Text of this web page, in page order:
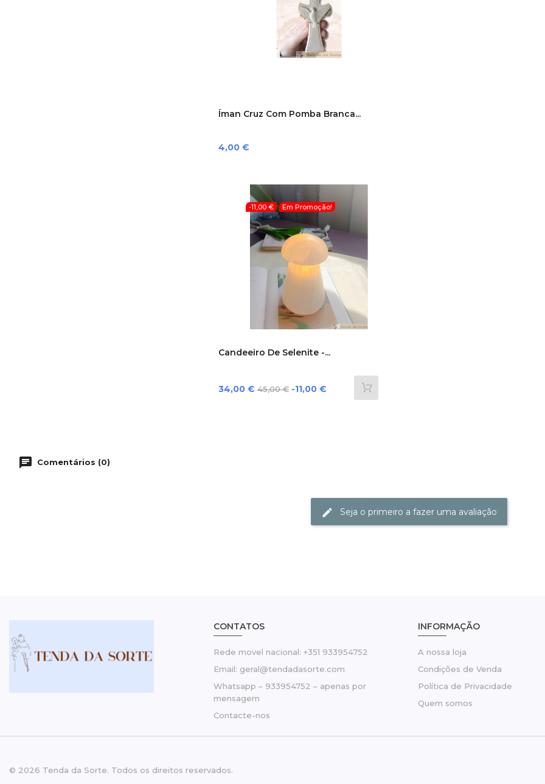
Íman Cruz Com Pomba Branca...
Preço
4,00 €
Em Promoção!
-11,00 €
Candeeiro De Selenite -...
Preço
34,00 € Preço
45,00 € -11,00 €
Comentários (0)
Seja o primeiro a fazer uma avaliação
CONTATOS
Rede movel nacional: +351 933954752
Email: geral@tendadasorte.com
Whatsapp – 933954752 – apenas por
mensagem
Contacte-nos
INFORMAÇÃO
A nossa loja
Condições de Venda
Política de Privacidade
Quem somos
© 2026 Tenda da Sorte. Todos os direitos reservados.